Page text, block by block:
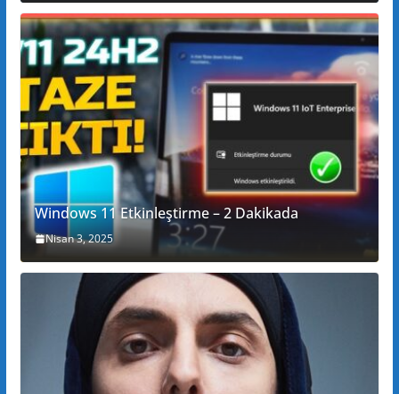
Windows 11 Etkinleştirme – 2 Dakikada
Nisan 3, 2025